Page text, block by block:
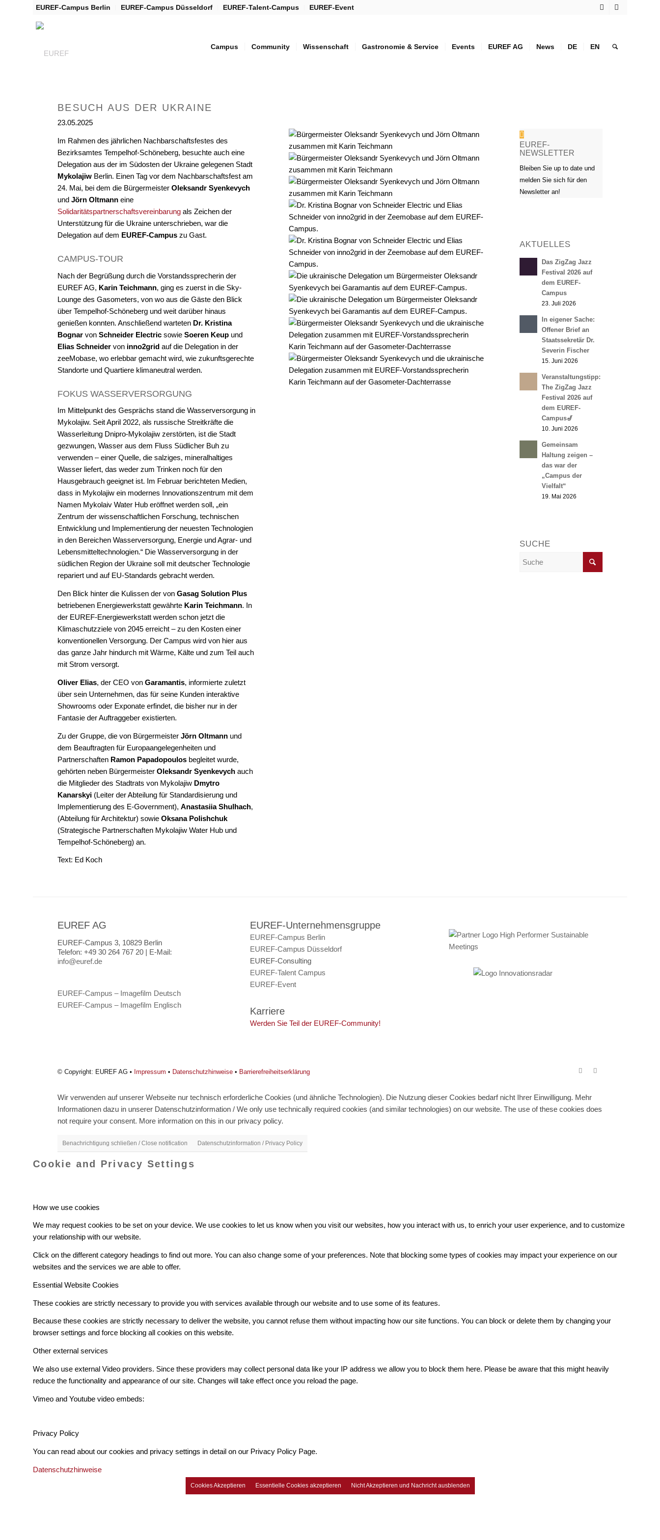
EUREF-Campus Berlin EUREF-Campus Düsseldorf EUREF-Talent-Campus EUREF-Event
Campus Community Wissenschaft Gastronomie & Service Events EUREF AG News DE EN
BESUCH AUS DER UKRAINE
23.05.2025
Im Rahmen des jährlichen Nachbarschaftsfestes des
Bezirksamtes Tempelhof-Schöneberg, besuchte auch eine
Delegation aus der im Südosten der Ukraine gelegenen Stadt
Mykolajiw Berlin. Einen Tag vor dem Nachbarschaftsfest am
24. Mai, bei dem die BürgermeisterOleksandr Syenkevych
undJörn Oltmann eine
Solidaritätspartnerschaftsvereinbarung als Zeichen der
Unterstützung für die Ukraine unterschrieben, war die
Delegation auf dem EUREF-Campuszu Gast.
CAMPUS-TOUR
Nach der Begrüßung durch die Vorstandssprecherin der
EUREF AG, Karin Teichmann, ging es zuerst in die Sky-
Lounge des Gasometers, von wo aus die Gäste den Blick
über Tempelhof-Schöneberg und weit darüber hinaus
genießen konnten. Anschließend warteten Dr. Kristina
Bognar vonSchneider Electric sowieSoeren Keup und
Elias Schneidervon inno2grid auf die Delegation in der
zeeMobase, wo erlebbar gemacht wird, wie zukunftsgerechte
Standorte und Quartiere klimaneutral werden.
FOKUS WASSERVERSORGUNG
Im Mittelpunkt des Gesprächs stand die Wasserversorgung in
Mykolajiw. Seit April 2022, als russische Streitkräfte die
Wasserleitung Dnipro-Mykolajiw zerstörten, ist die Stadt
gezwungen, Wasser aus dem Fluss Südlicher Buh zu
verwenden – einer Quelle, die salziges, mineralhaltiges
Wasser liefert, das weder zum Trinken noch für den
Hausgebrauch geeignet ist. Im Februar berichteten Medien,
dass in Mykolajiw ein modernes Innovationszentrum mit dem
Namen Mykolaiv Water Hub eröffnet werden soll, „ein
Zentrum der wissenschaftlichen Forschung, technischen
Entwicklung und Implementierung der neuesten Technologien
in den Bereichen Wasserversorgung, Energie und Agrar- und
Lebensmitteltechnologien.“ Die Wasserversorgung in der
südlichen Region der Ukraine soll mit deutscher Technologie
repariert und auf EU-Standards gebracht werden.
Den Blick hinter die Kulissen der vonGasag Solution Plus
betriebenen Energiewerkstatt gewährte Karin Teichmann. In
der EUREF-Energiewerkstatt werden schon jetzt die
Klimaschutzziele von 2045 erreicht – zu den Kosten einer
konventionellen Versorgung. Der Campus wird von hier aus
das ganze Jahr hindurch mit Wärme, Kälte und zum Teil auch
mit Strom versorgt.
Oliver Elias, der CEO vonGaramantis, informierte zuletzt
über sein Unternehmen, das für seine Kunden interaktive
Showrooms oder Exponate erfindet, die bisher nur in der
Fantasie der Auftraggeber existierten.
Zu der Gruppe, die von BürgermeisterJörn Oltmann und
dem Beauftragten für Europaangelegenheiten und
Partnerschaften Ramon Papadopoulos begleitet wurde,
gehörten neben BürgermeisterOleksandr Syenkevych auch
die Mitglieder des Stadtrats von Mykolajiw Dmytro
Kanarskyi (Leiter der Abteilung für Standardisierung und
Implementierung des E-Government),Anastasiia Shulhach,
(Abteilung für Architektur) sowieOksana Polishchuk
(Strategische Partnerschaften Mykolajiw Water Hub und
Tempelhof-Schöneberg) an.
Text: Ed Koch
EUREF-
NEWSLETTER
Bleiben Sie up to date und
melden Sie sich für den
Newsletter an!
AKTUELLES
Das ZigZag Jazz
Festival 2026 auf
dem EUREF-
Campus
23. Juli 2026
In eigener Sache:
Offener Brief an
Staatssekretär Dr.
Severin Fischer
15. Juni 2026
Veranstaltungstipp:
The ZigZag Jazz
Festival 2026 auf
dem EUREF-
Campus🎷
10. Juni 2026
Gemeinsam
Haltung zeigen –
das war der
„Campus der
Vielfalt“
19. Mai 2026
SUCHE
EUREF AG
EUREF-Campus 3, 10829 Berlin
Telefon:+49 30 264 767 20 | E-Mail:
info@euref.de
EUREF-Campus – Imagefilm Deutsch
EUREF-Campus – Imagefilm Englisch
EUREF-Unternehmensgruppe
EUREF-Campus Berlin
EUREF-Campus Düsseldorf
EUREF-Consulting
EUREF-Talent Campus
EUREF-Event
Karriere
Werden Sie Teil der EUREF-Community!
© Copyright: EUREF AG • Impressum • Datenschutzhinweise • Barrierefreiheitserklärung
Wir verwenden auf unserer Webseite nur technisch erforderliche Cookies (und ähnliche Technologien). Die Nutzung dieser Cookies bedarf nicht Ihrer Einwilligung. Mehr
Informationen dazu in unserer Datenschutzinformation / We only use technically required cookies (and similar technologies) on our website. The use of these cookies does
not require your consent. More information on this in our privacy policy.
Benachrichtigung schließen / Close notification Datenschutzinformation / Privacy Policy
Cookie and Privacy Settings
How we use cookies
We may request cookies to be set on your device. We use cookies to let us know when you visit our websites, how you interact with us, to enrich your user experience, and to customize
your relationship with our website.
Click on the different category headings to find out more. You can also change some of your preferences. Note that blocking some types of cookies may impact your experience on our
websites and the services we are able to offer.
Essential Website Cookies
These cookies are strictly necessary to provide you with services available through our website and to use some of its features.
Because these cookies are strictly necessary to deliver the website, you cannot refuse them without impacting how our site functions. You can block or delete them by changing your
browser settings and force blocking all cookies on this website.
Other external services
We also use external Video providers. Since these providers may collect personal data like your IP address we allow you to block them here. Please be aware that this might heavily
reduce the functionality and appearance of our site. Changes will take effect once you reload the page.
Vimeo and Youtube video embeds:
Privacy Policy
You can read about our cookies and privacy settings in detail on our Privacy Policy Page.
Datenschutzhinweise
Cookies Akzeptieren Essentielle Cookies akzeptieren Nicht Akzeptieren und Nachricht ausblenden